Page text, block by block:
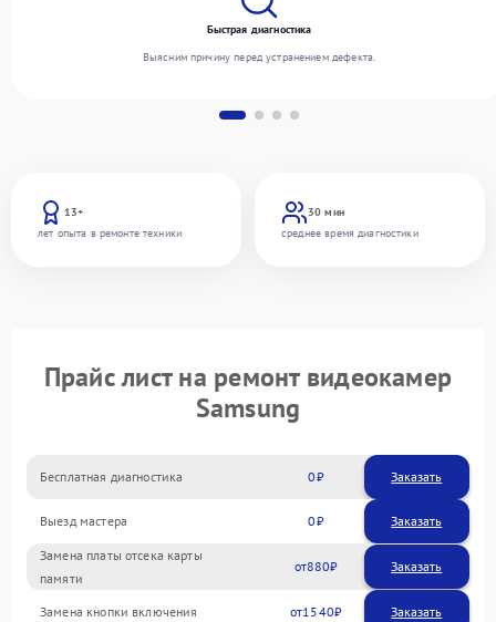
13+
лет опыта в ремонте техники
30 мин
среднее время диагностики
Быстрая диагностика
Выясним причину перед устранением дефекта.
Прайс лист на ремонт видеокамер
Samsung
Бесплатная диагностика 0 Заказать
Выезд мастера 0 Заказать
Замена платы отсека карты
памяти
880
Замена кнопки включения 1540